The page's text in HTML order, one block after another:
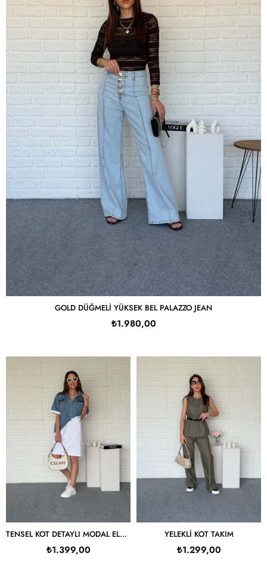
GOLD DÜĞMELI YÜKSEK BEL PALAZZO JEAN
₺1.980,00
TENSEL KOT DETAYLI MODAL ELBISE
₺1.399,00
YELEKLI KOT TAKIM
₺1.299,00